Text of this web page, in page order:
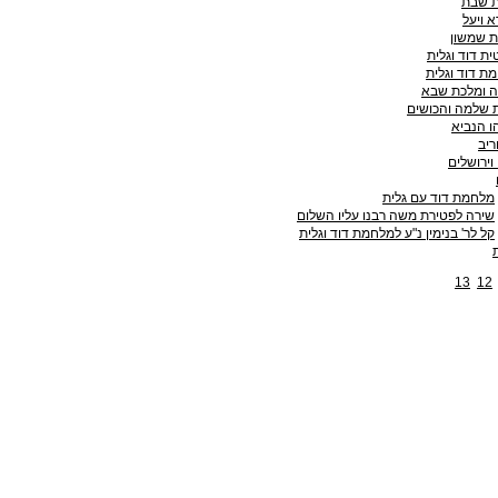
ויעל
שמשון
דוד וגלית
דוד וגלית
ומלכת שבא
שלמה והכושים
הנביא
מלחמת דוד עם גלית
שירה לפטירת משה רבנו עליו השלום
קל לר' בנימין נ"ע למלחמת דוד וגלית
12
13